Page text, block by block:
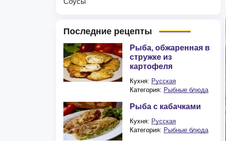
Последние рецепты
Рыба, обжаренная в
стружке из
картофеля
Кухня: Русская
Категория: Рыбные блюда
Рыба с кабачками
Кухня: Русская
Категория: Рыбные блюда